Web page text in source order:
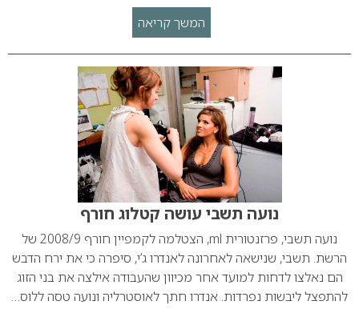
המשך קריאה
נועה תשבי עושה קטלוג חורף
נועה תשבי, פרזנטורית ml, הצטלמה לקמפיין חורף 2008/9 של
הרשת. תשבי, שנישאה לאחרונה לאנדרו ג’י, סיפרה כי את ירח הדבש
הם נאלצו לדחות למועד אחר מכיוון שהעבודה אילצה את בני הזוג
להתפצל ליבשות נפרדות. אנדרו חתך לאוסטרליה ונועה טסה ללוס…